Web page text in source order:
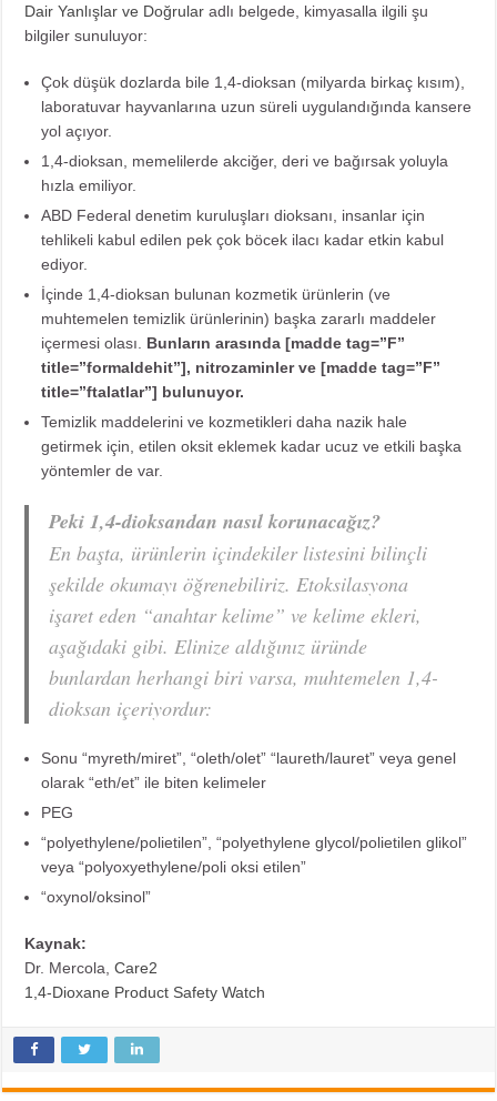
Dair Yanlışlar ve Doğrular adlı belgede, kimyasalla ilgili şu
bilgiler sunuluyor:
Çok düşük dozlarda bile 1,4-dioksan (milyarda birkaç kısım),
laboratuvar hayvanlarına uzun süreli uygulandığında kansere
yol açıyor.
1,4-dioksan, memelilerde akciğer, deri ve bağırsak yoluyla
hızla emiliyor.
ABD Federal denetim kuruluşları dioksanı, insanlar için
tehlikeli kabul edilen pek çok böcek ilacı kadar etkin kabul
ediyor.
İçinde 1,4-dioksan bulunan kozmetik ürünlerin (ve
muhtemelen temizlik ürünlerinin) başka zararlı maddeler
içermesi olası. Bunların arasında [madde tag=”F”
title=”formaldehit”], nitrozaminler ve [madde tag=”F”
title=”ftalatlar”] bulunuyor.
Temizlik maddelerini ve kozmetikleri daha nazik hale
getirmek için, etilen oksit eklemek kadar ucuz ve etkili başka
yöntemler de var.
Peki 1,4-dioksandan nasıl korunacağız?
En başta, ürünlerin içindekiler listesini bilinçli
şekilde okumayı öğrenebiliriz. Etoksilasyona
işaret eden “anahtar kelime” ve kelime ekleri,
aşağıdaki gibi. Elinize aldığınız üründe
bunlardan herhangi biri varsa, muhtemelen 1,4-
dioksan içeriyordur:
Sonu “myreth/miret”, “oleth/olet” “laureth/lauret” veya genel
olarak “eth/et” ile biten kelimeler
PEG
“polyethylene/polietilen”, “polyethylene glycol/polietilen glikol”
veya “polyoxyethylene/poli oksi etilen”
“oxynol/oksinol”
Kaynak:
Dr. Mercola,Care2
1,4-Dioxane Product Safety Watch